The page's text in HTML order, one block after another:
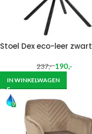
Stoel Dex eco-leer zwart
237,- 190,-
IN WINKELWAGEN